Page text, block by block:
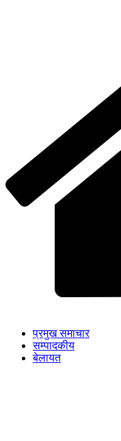
प्रमुख समाचार
सम्पादकीय
बेलायत